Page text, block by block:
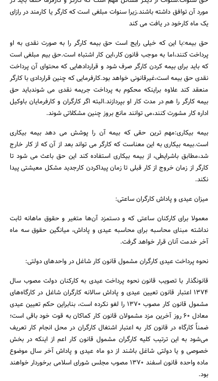
مورد آن توافق داشته باشند.زیرا سنوات مبلغی است که کارگر یا کارمند در رازای
یک ماه کارخود در یافت می کند
حق بیمه:با این که خیلی رایج است حق بیمه کارگر را به صورت نقدی به او
پرداخت کنند،اما به موجب قانون کار،این کار اشتباه است.حق بیم مبلغی است
که باید برای بیمه کردن کارگر صرف شود و قراردادهایی که محتوای آن پرداخت
نقدی حق بیمه است،غیرقانونی خواهد بود.کارفرمایی که چنین قراردادی با کارگر
منعقد کند علاوه براینکه محکوم به پرداخت جریمه نقدی می شوندباید حق
بیمه کارگر را هم در مدت کار او بپردازند.البته اگر کارگران و کارفرمایان باوکیل
اداره کار مشورت کنند،می توانند مانع بروز چنین مشکلاتی شوند.
بیمه بیکاری:مهم ترین حقی که بیمه آن را پوشش می دهد بیمه بیکاری
است.بیمه بیکاری به این معناست که کارگر می تواند بعد از آن که از کار خارج
شد،مطابق باشرایطی، از بیمه بیکاری استفاده کند این حق باعث می شود تا
کارگر از زمان خروج از کار قبلی تا زمان پیداکردن کارجدید مشکل معیشتی پیدا
نکند.
میزان عیدی و پاداش کارگران ساعتی:
معمولا برای کارکنان ساعتی که و دستمزد آن‌ها متغیر و حقوق ماهانه ثابت
نداشته مبنای محاسبه برای محاسبه عیدی و پاداش، میانگین حقوق سه ماه
آخر خدمت آنان قرار خواهد گرفت.
نحوه پرداخت عیدی کارگران مشمول قانون کار شاغل در واحد‌های دولتی:
قانونگذار با تصویب قانون نحوه پرداخت عیدی به کارکنان دولت مصوب سال
۱۳۷۴ اعتبار قانون تعیین عیدی و پاداش سالانه کارگران شاغل در کارگاه‌های
مشمول قانون کار مصوب ۱۳۷۰ را لغو نکرده است، بنابراین حکم تعیین عیدی
معادل ۶۰ روز آخرین مزد مشمولان قانون کار کماکان به قوت خود باقی است؛
ضمناً کارگاه در قانون کار به اعتبار اشتغال کارگران در محل انجام کار تعریف
می‌شود به این ترتیب کلیه کارگران مشمول قانون کار اعم از اینکه در بخش
خصوصی و یا دولتی شاغل باشند از دو ماه عیدی و پاداش آخر سال موضوع
ماده واحده قانون اسفند ۱۳۷۰ مصوب مجلس شورای اسلامی برخوردار خواهند
بود.